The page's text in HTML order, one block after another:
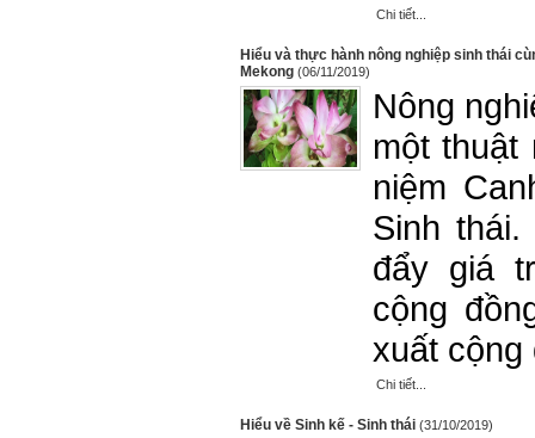
Chi tiết...
Hiểu và thực hành nông nghiệp sinh thái
Mekong (06/11/2019)
Nông
một thuật
niệm
Sinh
đẩy giá
cộng
xuất cộng
Chi tiết...
Hiểu về Sinh kế - Sinh thái (31/10/2019)